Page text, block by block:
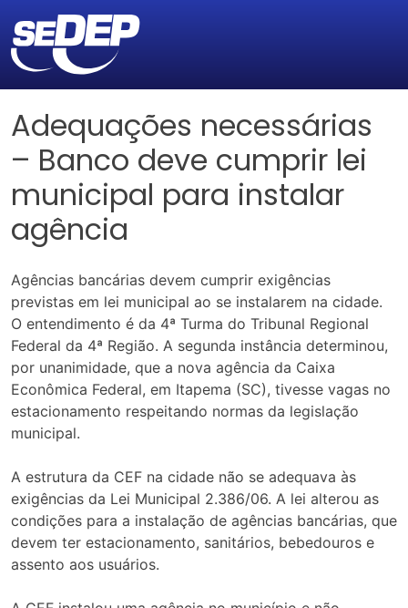
Adequações necessárias
– Banco deve cumprir lei
municipal para instalar
agência
Agências bancárias devem cumprir exigências
previstas em lei municipal ao se instalarem na cidade.
O entendimento é da 4ª Turma do Tribunal Regional
Federal da 4ª Região. A segunda instância determinou,
por unanimidade, que a nova agência da Caixa
Econômica Federal, em Itapema (SC), tivesse vagas no
estacionamento respeitando normas da legislação
municipal.
A estrutura da CEF na cidade não se adequava às
exigências da Lei Municipal 2.386/06. A lei alterou as
condições para a instalação de agências bancárias, que
devem ter estacionamento, sanitários, bebedouros e
assento aos usuários.